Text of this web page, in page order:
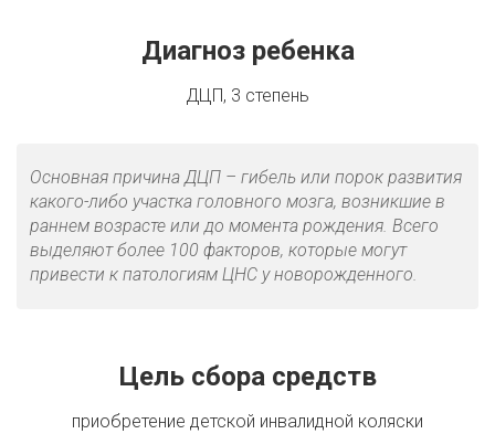
Диагноз ребенка
ДЦП, 3 степень
Основная причина ДЦП – гибель или порок развития
какого-либо участка головного мозга, возникшие в
раннем возрасте или до момента рождения. Всего
выделяют более 100 факторов, которые могут
привести к патологиям ЦНС у новорожденного.
Цель сбора средств
приобретение детской инвалидной коляски